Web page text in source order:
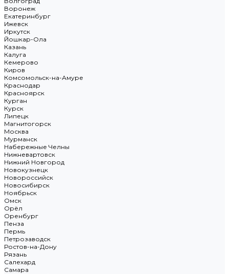
Воронеж
Екатеринбург
Ижевск
Иркутск
Йошкар-Ола
Казань
Калуга
Кемерово
Киров
Комсомольск-на-Амуре
Краснодар
Красноярск
Курган
Курск
Липецк
Магнитогорск
Москва
Мурманск
Набережные Челны
Нижневартовск
Нижний Новгород
Новокузнецк
Новороссийск
Новосибирск
Ноябрьск
Омск
Орёл
Оренбург
Пенза
Пермь
Петрозаводск
Ростов-на-Дону
Рязань
Салехард
Самара